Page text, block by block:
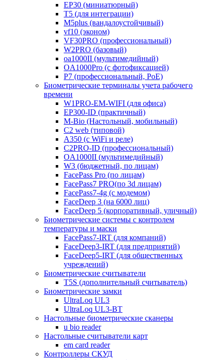
EP30 (миниатюрный)
T5 (для интеграции)
M5plus (вандалоустойчивый)
vf10 (эконом)
VF30PRO (профессиональный)
W2PRO (базовый)
oa1000II (мультимедийный)
OA1000Pro (с фотофиксацией)
P7 (профессиональный, PoE)
Биометрические терминалы учета рабочего
времени
W1PRO-EM-WIFI (для офиса)
EP300-ID (практичный)
M-Bio (Настольный, мобильный)
С2 web (типовой)
A350 (с WiFi и реле)
C2PRO-ID (профессиональный)
OA1000II (мультимедийный)
W3 (бюджетный, по лицам)
FacePass Pro (по лицам)
FacePass7 PRO(по 3d лицам)
FacePass7-4g (с модемом)
FaceDeep 3 (на 6000 лиц)
FaceDeep 5 (корпоративный, уличный)
Биометрические системы с контролем
температуры и маски
FacePass7-IRT (для компаний)
FaceDeep3-IRT (для предприятий)
FaceDeep5-IRT (для общественных
учреждений)
Биометрические считыватели
T5S (дополнительный считыватель)
Биометрические замки
UltraLoq UL3
UltraLoq UL3-BT
Настольные биометрические сканеры
u bio reader
Настольные считыватели карт
em card reader
Контроллеры СКУД